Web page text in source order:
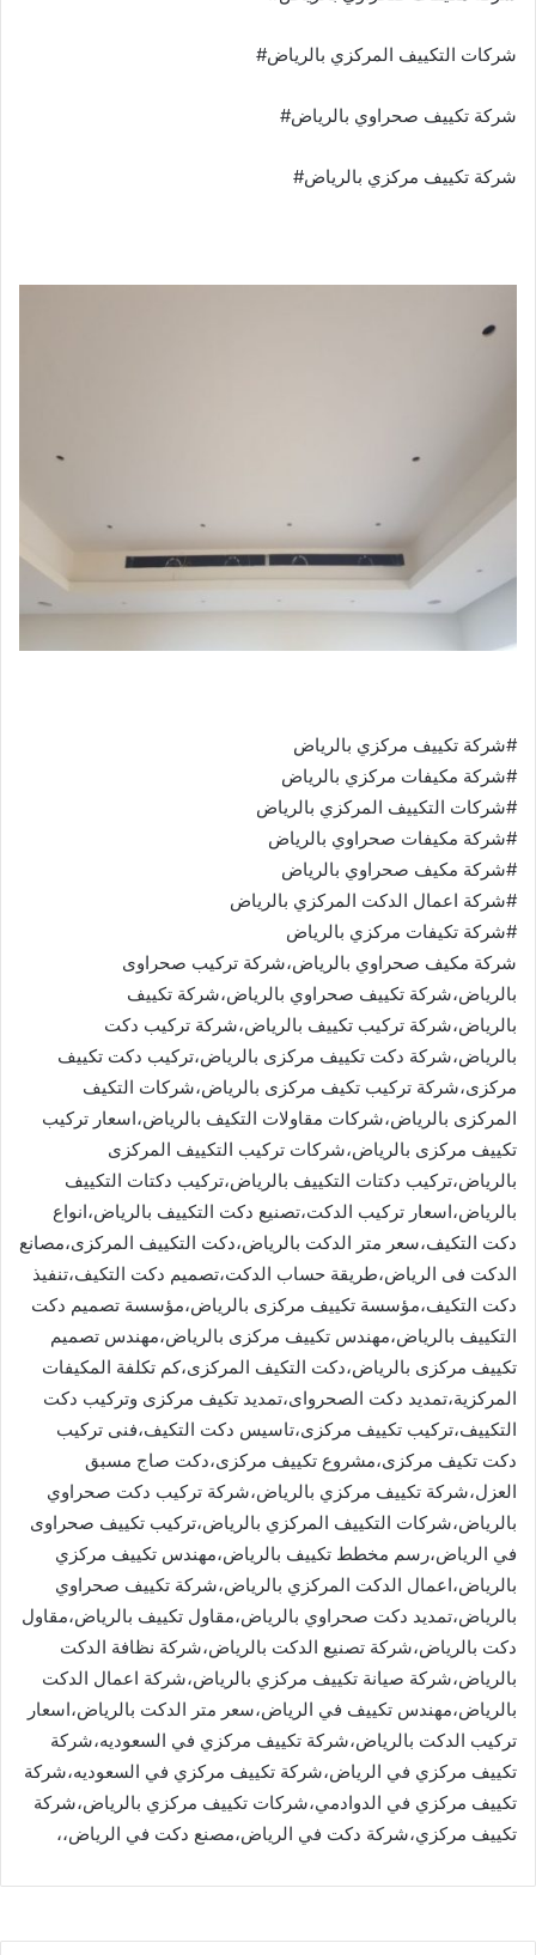
شركات التكييف المركزي بالرياض#
شركة تكييف صحراوي بالرياض#
شركة تكييف مركزي بالرياض#
#شركة تكييف مركزي بالرياض
#شركة مكيفات مركزي بالرياض
#شركات التكييف المركزي بالرياض
#شركة مكيفات صحراوي بالرياض
#شركة مكيف صحراوي بالرياض
#شركة اعمال الدكت المركزي بالرياض
#شركة تكيفات مركزي بالرياض
شركة مكيف صحراوي بالرياض،شركة تركيب صحراوى
بالرياض،شركة تكييف صحراوي بالرياض،شركة تكييف
بالرياض،شركة تركيب تكييف بالرياض،شركة تركيب دكت
بالرياض،شركة دكت تكييف مركزى بالرياض،تركيب دكت تكييف
مركزى،شركة تركيب تكيف مركزى بالرياض،شركات التكيف
المركزى بالرياض،شركات مقاولات التكيف بالرياض،اسعار تركيب
تكييف مركزى بالرياض،شركات تركيب التكييف المركزى
بالرياض،تركيب دكتات التكييف بالرياض،تركيب دكتات التكييف
بالرياض،اسعار تركيب الدكت،تصنيع دكت التكييف بالرياض،انواع
دكت التكيف،سعر متر الدكت بالرياض،دكت التكييف المركزى،مصانع
الدكت فى الرياض،طريقة حساب الدكت،تصميم دكت التكيف،تنفيذ
دكت التكيف،مؤسسة تكييف مركزى بالرياض،مؤسسة تصميم دكت
التكييف بالرياض،مهندس تكييف مركزى بالرياض،مهندس تصميم
تكييف مركزى بالرياض،دكت التكيف المركزى،كم تكلفة المكيفات
المركزية،تمديد دكت الصحرواى،تمديد تكيف مركزى وتركيب دكت
التكييف،تركيب تكييف مركزى،تاسيس دكت التكيف،فنى تركيب
دكت تكيف مركزى،مشروع تكييف مركزى،دكت صاج مسبق
العزل،شركة تكييف مركزي بالرياض،شركة تركيب دكت صحراوي
بالرياض،شركات التكييف المركزي بالرياض،تركيب تكييف صحراوى
في الرياض،رسم مخطط تكييف بالرياض،مهندس تكييف مركزي
بالرياض،اعمال الدكت المركزي بالرياض،شركة تكييف صحراوي
بالرياض،تمديد دكت صحراوي بالرياض،مقاول تكييف بالرياض،مقاول
دكت بالرياض،شركة تصنيع الدكت بالرياض،شركة نظافة الدكت
بالرياض،شركة صيانة تكييف مركزي بالرياض،شركة اعمال الدكت
بالرياض،مهندس تكييف في الرياض،سعر متر الدكت بالرياض،اسعار
تركيب الدكت بالرياض،شركة تكييف مركزي في السعوديه،شركة
تكييف مركزي في الرياض،شركة تكييف مركزي في السعوديه،شركة
تكييف مركزي في الدوادمي،شركات تكييف مركزي بالرياض،شركة
تكييف مركزي،شركة دكت في الرياض،مصنع دكت في الرياض،،